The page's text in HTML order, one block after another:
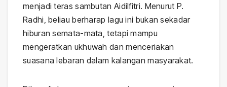
menjadi teras sambutan Aidilfitri. Menurut P.
Radhi, beliau berharap lagu ini bukan sekadar
hiburan semata-mata, tetapi mampu
mengeratkan ukhuwah dan menceriakan
suasana lebaran dalam kalangan masyarakat.